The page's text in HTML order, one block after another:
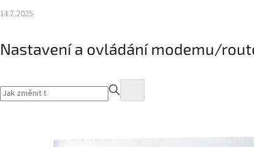
14.7.2025
Nastavení a ovládání modemu/